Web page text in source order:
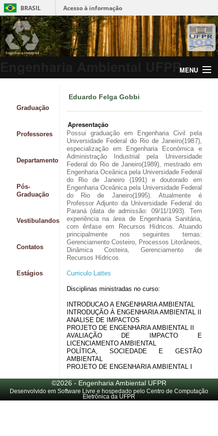
BRASIL Acesso à informação
Engenharia Ambiental UFPRMENU
Graduação
Professores
Departamento
Pós-
Graduação
Vestibulandos
Contatos
Estágios
Eduardo Felga Gobbi
Apresentação
Possui graduação em Engenharia Civil pela
Universidade Federal do Rio de Janeiro(1987),
especialização em Engenharia Econômica e
Administração Industrial pela Universidade
Federal do Rio de Janeiro(1989), mestrado em
Engenharia Oceânica pela Universidade Federal
do Rio de Janeiro (1991) e doutorado em
Engenharia Oceânica pela Universidade Federal
do Rio de Janeiro(1995). Atualmente é
Professor Adjunto da Universidade Federal do
Paraná (data de admissão: 09/11/1993). Tem
experiência na área de Engenharia Sanitária,
com ênfase em Recursos Hídricos. Atuando
principalmente nos seguintes temas:
Gerenciamento Costeiro, Processos Litorâneos,
Dinâmica Costeira, Gerenciamento de
Recursos Hídricos.
Curriculo Lattes
Disciplinas ministradas no curso:
INTRODUCAO A ENGENHARIA AMBIENTAL
INTRODUÇÃO À ENGENHARIA AMBIENTAL II
ANALISE DE IMPACTOS
PROJETO DE ENGENHARIA AMBIENTAL II
AVALIAÇÃO DE IMPACTO E
LICENCIAMENTO AMBIENTAL
POLÍTICA, SOCIEDADE E GESTÃO
AMBIENTAL
PROJETO DE ENGENHARIA AMBIENTAL I
©2026 - Engenharia Ambiental UFPR
Desenvolvido em Software Livre e hospedado pelo Centro de Computação
Eletrônica da UFPR